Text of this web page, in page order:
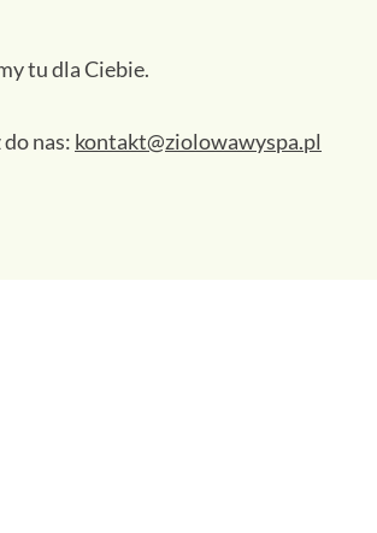
tu dla Ciebie.
nas: kontakt@ziolowawyspa.pl